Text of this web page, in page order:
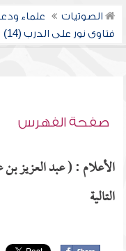
الصوتيات علماء
فتاوى نور على الدرب (14)
صفحة الفهرس
الأعلام : ( عبد العزيز
التالية